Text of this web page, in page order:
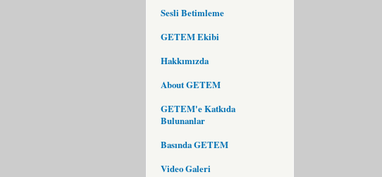
Sesli Betimleme
GETEM Ekibi
Hakkımızda
About GETEM
GETEM'e Katkıda
Bulunanlar
Basında GETEM
Video Galeri